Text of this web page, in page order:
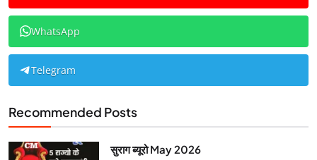
WhatsApp
Telegram
Recommended Posts
सुराग ब्यूरो May 2026